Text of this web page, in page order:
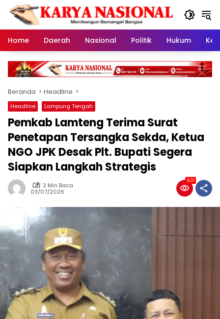
Langsung
konten
Home
Daerah Nasional Politik Hukum
Beranda Headline
Headline Lampung Tengah
Pemkab Lamteng Terima Surat
Penetapan Tersangka Sekda, Ketua
NGO JPK Desak Plt. Bupati Segera
Siapkan Langkah Strategis
2 Min Baca
03/07/2026
931